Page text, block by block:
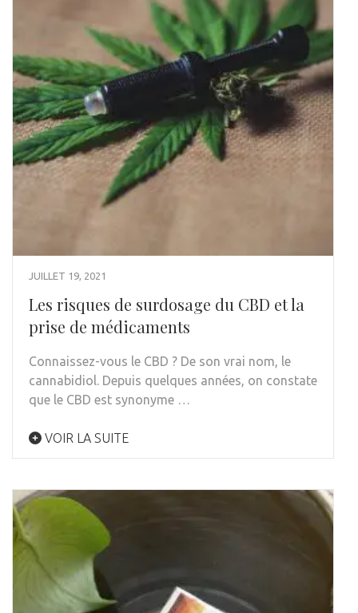
JUILLET 19, 2021
Les risques de surdosage du CBD et la
prise de médicaments
Connaissez-vous le CBD ? De son vrai nom, le
cannabidiol. Depuis quelques années, on constate
que le CBD est synonyme …
VOIR LA SUITE